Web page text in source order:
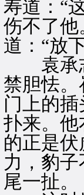
寿道：“
伤不了他
道：“放
袁承志
禁胆怯。
门上的
扑来。
的正是
力，豹
尾一扯。